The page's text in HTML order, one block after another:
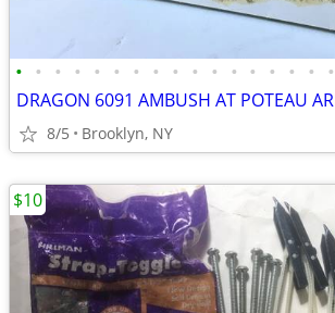
• • • • • • • • • • • • • • • • •
8/5 Brooklyn, NY
$10